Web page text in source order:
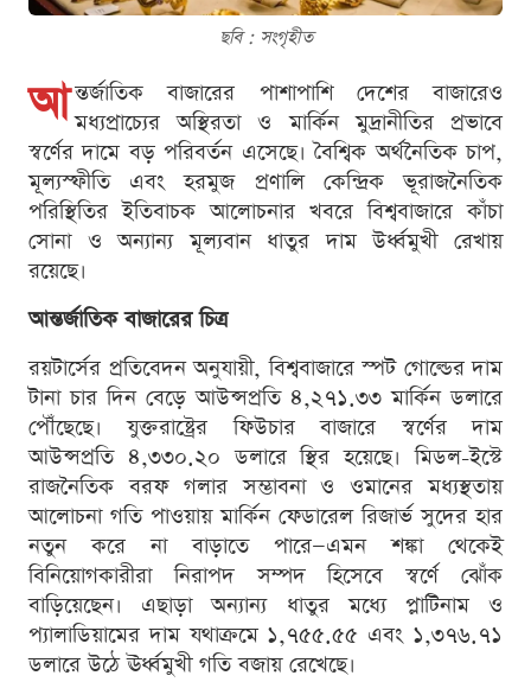
ছবি : সংগৃহীত
আ ন্তর্জাতিক বাজারের পাশাপাশি দেশের বাজারেও
মধ্যপ্রাচ্যের অস্থিরতা ও মার্কিন মুদ্রানীতির প্রভাবে
স্বর্ণের দামে বড় পরিবর্তন এসেছে। বৈশ্বিক অর্থনৈতিক চাপ,
মূল্যস্ফীতি এবং হরমুজ প্রণালি কেন্দ্রিক ভূরাজনৈতিক
পরিস্থিতির ইতিবাচক আলোচনার খবরে বিশ্ববাজারে কাঁচা
সোনা ও অন্যান্য মূল্যবান ধাতুর দাম উর্ধ্বমুখী রেখায়
রয়েছে।
আন্তর্জাতিক বাজারের চিত্র
রয়টার্সের প্রতিবেদন অনুযায়ী, বিশ্ববাজারে স্পট গোল্ডের দাম
টানা চার দিন বেড়ে আউন্সপ্রতি ৪,২৭১.৩৩ মার্কিন ডলারে
পৌঁছেছে। যুক্তরাষ্ট্রের ফিউচার বাজারে স্বর্ণের দাম
আউন্সপ্রতি ৪,৩৩০.২০ ডলারে স্থির হয়েছে। মিডল-ইস্টে
রাজনৈতিক বরফ গলার সম্ভাবনা ও ওমানের মধ্যস্থতায়
আলোচনা গতি পাওয়ায় মার্কিন ফেডারেল রিজার্ভ সুদের হার
নতুন করে না বাড়াতে পারে—এমন শঙ্কা থেকেই
বিনিয়োগকারীরা নিরাপদ সম্পদ হিসেবে স্বর্ণে ঝোঁক
বাড়িয়েছেন। এছাড়া অন্যান্য ধাতুর মধ্যে প্লাটিনাম ও
প্যালাডিয়ামের দাম যথাক্রমে ১,৭৫৫.৫৫ এবং ১,৩৭৬.৭১
ডলারে উঠে ঊর্ধ্বমুখী গতি বজায় রেখেছে।